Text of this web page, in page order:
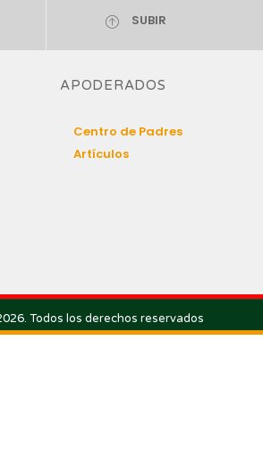
SUBIR
APODERADOS
Centro de Padres
Artículos
Todos los derechos reservados